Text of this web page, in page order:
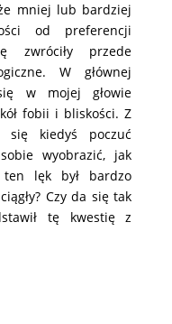
mniej lub bardziej
od preferencji
zwróciły przede
W głównej
w mojej głowie
fobii i bliskości. Z
się kiedyś poczuć
wyobrazić, jak
ten lęk był bardzo
Czy da się tak
tę kwestię z